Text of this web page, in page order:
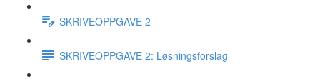
SKRIVEOPPGAVE 2
SKRIVEOPPGAVE 2: Løsningsforslag